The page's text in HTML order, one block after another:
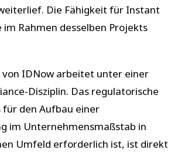
Die Fähigkeit für Instant
im Rahmen desselben Projekts
von IDNow arbeitet unter einer
Disziplin. Das regulatorische
für den Aufbau einer
im Unternehmensmaßstab in
Umfeld erforderlich ist, ist direkt